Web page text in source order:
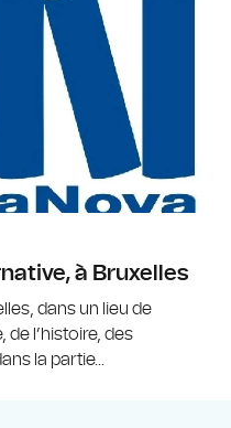
à Bruxelles
dans un lieu de
l’histoire, des
la partie...